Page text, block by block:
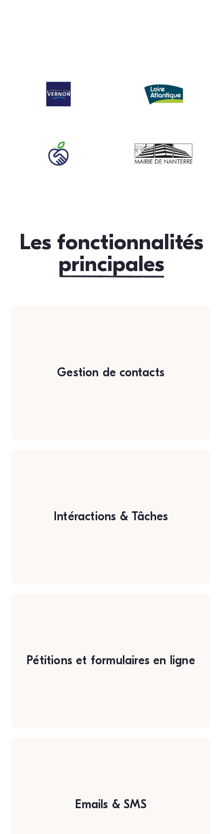
Les fonctionnalités
principales
Gestion de contacts
Intéractions & Tâches
Pétitions et formulaires en ligne
Emails & SMS